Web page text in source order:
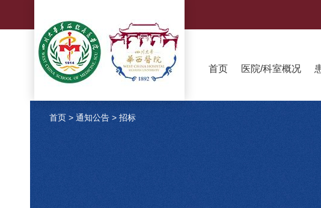
首页 医院/科室概况
首页 > 通知公告 > 招标